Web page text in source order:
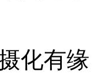
化有缘